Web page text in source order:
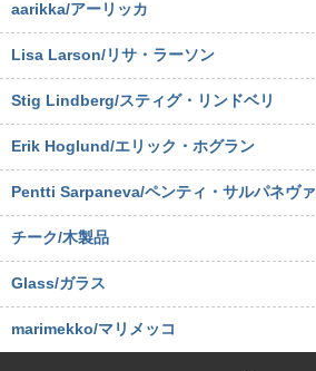
aarikka/アーリッカ
Lisa Larson/リサ・ラーソン
Stig Lindberg/スティグ・リンドベリ
Erik Hoglund/エリック・ホグラン
Pentti Sarpaneva/ペンティ・サルパネヴァ
チーク/木製品
Glass/ガラス
marimekko/マリメッコ